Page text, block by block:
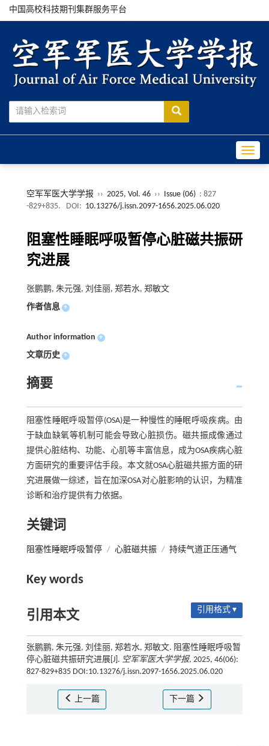
中国高校科技期刊集群服务平台
空军军医大学学报 ›› 2025, Vol. 46 ›› Issue (06) : 827
-829+835.
DOI: 10.13276/j.issn.2097-1656.2025.06.020
阻塞性睡眠呼吸暂停心脏磁共振研
究进展
张鹏鹏, 朱元强, 刘佳丽, 郑若水, 郑敏文
作者信息 +
Author information +
文章历史 +
摘要
阻塞性睡眠呼吸暂停(OSA)是一种慢性的睡眠呼吸疾病。由
于缺血缺氧等机制可能会导致心脏损伤。磁共振成像通过
提供心脏结构、功能、心肌等丰富信息，成为OSA疾病心脏
方面研究的重要评估手段。本文就OSA心脏磁共振方面的研
究进展做一综述，旨在加深OSA对心脏影响的认识，为精准
诊断和治疗提供有力依据。
关键词
阻塞性睡眠呼吸暂停 / 心脏磁共振 / 持续气道正压通气
Key words
引用本文 引用格式 ▾
张鹏鹏, 朱元强, 刘佳丽, 郑若水, 郑敏文. 阻塞性睡眠呼吸暂
停心脏磁共振研究进展[J]. 空军军医大学学报, 2025, 46(06):
827-829+835 DOI:10.13276/j.issn.2097-1656.2025.06.020
上一篇 下一篇